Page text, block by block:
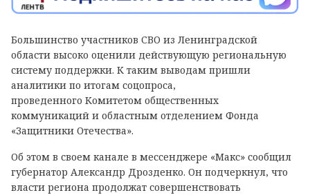
Большинство участников СВО из Ленинградской
области высоко оценили действующую региональную
систему поддержки. К таким выводам пришли
аналитики по итогам соцопроса,
проведенного Комитетом общественных
коммуникаций и областным отделением Фонда
«Защитники Отечества».
Об этом в своем канале в мессенджере «Макс» сообщил
губернатор Александр Дрозденко. Он подчеркнул, что
власти региона продолжат совершенствовать